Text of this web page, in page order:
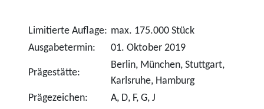
Limitierte Auflage: max. 175.000 Stück
Ausgabetermin:
01. Oktober 2019
Prägestätte:
Berlin, München, Stuttgart,
Karlsruhe, Hamburg
Prägezeichen:
A, D, F, G, J